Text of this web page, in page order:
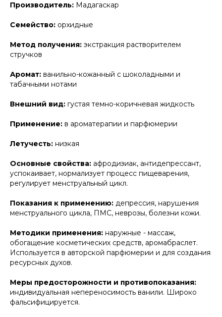
Производитель: Мадагаскар
Семейство: орхидные
Метод получения: экстракция растворителем
стручков
Аромат: ванильно-кожанный с шоколадными и
табачными нотами
Внешний вид: густая темно-коричневая жидкость
Применение: в ароматерапии и парфюмерии
Летучесть: низкая
Основные свойства: афродизиак, антидепрессант,
успокаивает, нормализует процесс пищеварения,
регулирует менструальный цикл.
Показания к применению: депрессия, нарушения
менструального цикла, ПМС, неврозы, болезни кожи.
Методики применения: наружные - массаж,
обогащение косметических средств, аромабраслет.
Используется в авторской парфюмерии и для создания
ресурсных духов.
Меры предосторожности и противопоказания:
индивидуальная непереносимость ванили. Широко
фальсифицируется.